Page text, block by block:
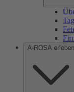
A-ROSA erleben